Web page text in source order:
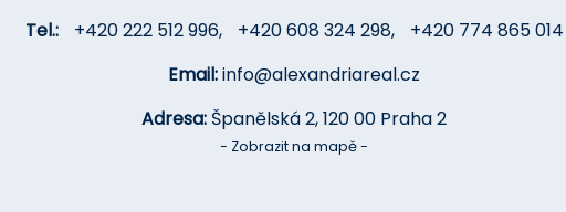
Tel.: +420 222 512 996, +420 608 324 298,
+420 774 865 014
Email:info@alexandriareal.cz
Adresa: Španělská 2, 120 00 Praha 2
- Zobrazit na mapě -